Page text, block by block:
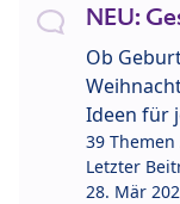
NEU:
Ob
Ideen für
39
Letzter
28. Mär